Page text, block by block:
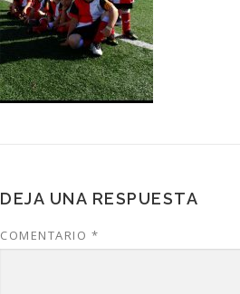
DEJA UNA RESPUESTA
COMENTARIO *